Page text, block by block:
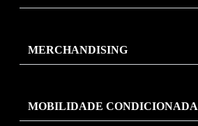
MERCHANDISING
MOBILIDADE CONDICIONADA